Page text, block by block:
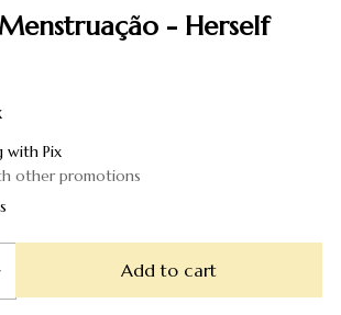
- Herself
with Pix
other promotions